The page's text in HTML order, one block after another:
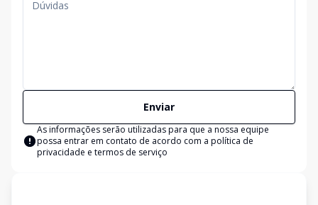
Enviar
As informações serão utilizadas para que a nossa equipe
possa entrar em contato de acordo com a política de
privacidade e termos de serviço